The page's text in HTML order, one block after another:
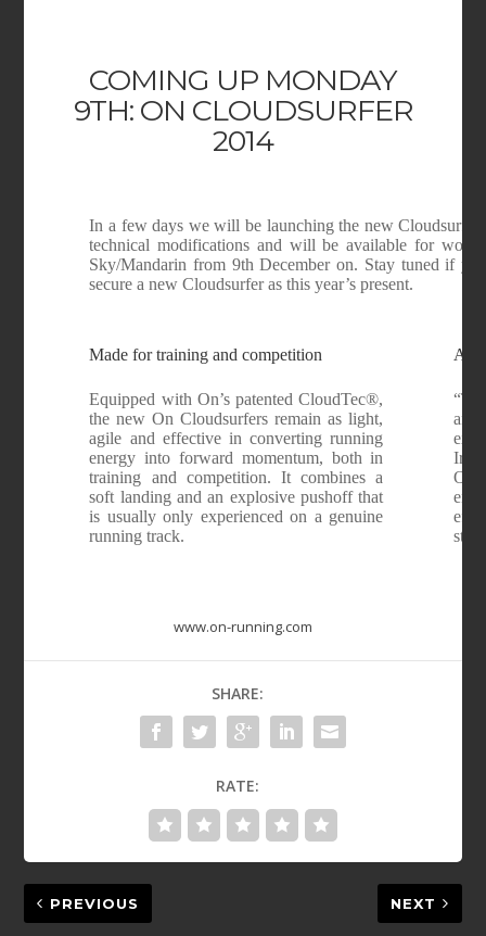
COMING UP MONDAY
9TH: ON CLOUDSURFER
2014
In a few days we will be launching the new Cloudsurfer
technical modifications and will be available for
Sky/Mandarin from 9th December on. Stay tuned if
secure a new Cloudsurfer as this year’s present.
Made for training and competition
Equipped with On’s patented CloudTec®,
the new On Cloudsurfers remain as light,
agile and effective in converting running
energy into forward momentum, both in
training and competition. It combines a
soft landing and an explosive pushoff that
is usually only experienced on a genuine
running track.
www.on-running.com
SHARE:
RATE:
PREVIOUS NEXT